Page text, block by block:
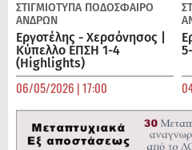
ΣΤΙΓΜΙΟΤΥΠΑ ΠΟΔΌΣΦΑΙΡΟ
ΑΝΔΡΏΝ
Εργοτέλης - Χερσόνησος |
Κύπελλο ΕΠΣΗ 1-4
(Highlights)
06/05/2026 | 17:00